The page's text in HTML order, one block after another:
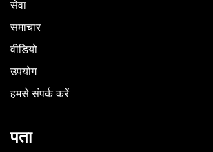
सेवा
समाचार
वीडियो
उपयोग
हमसे संपर्क करें
पता